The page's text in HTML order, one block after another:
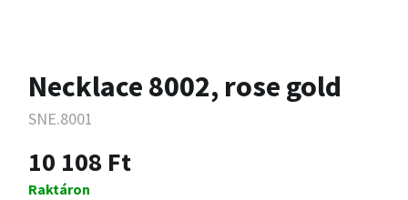
Necklace 8002, rose gold
SNE.8001
10 108 Ft
Raktáron